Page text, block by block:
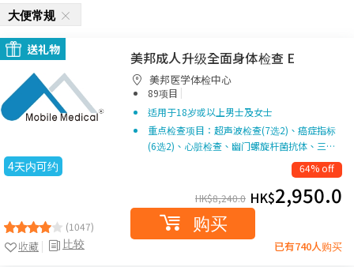
大便常规
送礼物
4天内可约
(1047)
比较
收藏
美邦成人升级全面身体检查 E
美邦医学体检中心
89项目 |
适用于18岁或以上男士及女士
重点检查项目：超声波检查(7选2)、癌症指标
(6选2)、心脏检查、幽门螺旋杆菌抗体、三…
64% off
HK$8,240.0 HK$2,950.0
购买
已有740人购买